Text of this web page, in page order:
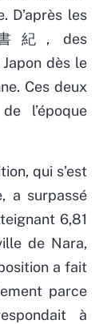
D’après les
紀, des
dès le
Ces deux
l’époque
qui s’est
a surpassé
6,81
de Nara,
a fait
parce
à